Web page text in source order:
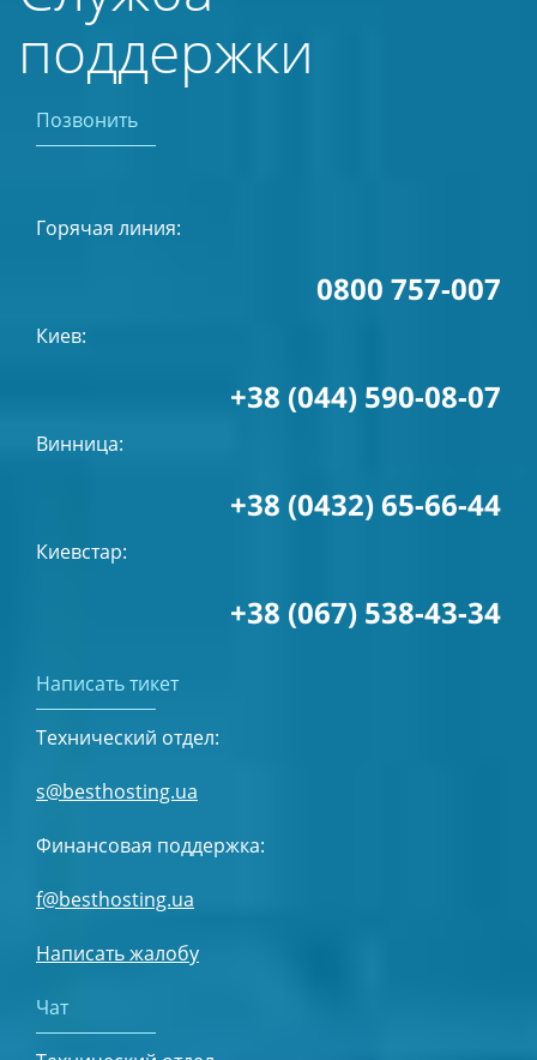
поддержки
Позвонить
Горячая линия:
0800 757-007
Киев:
+38 (044) 590-08-07
Винница:
+38 (0432) 65-66-44
Киевстар:
+38 (067) 538-43-34
Написать тикет
Технический отдел:
s@besthosting.ua
Финансовая поддержка:
f@besthosting.ua
Написать жалобу
Чат